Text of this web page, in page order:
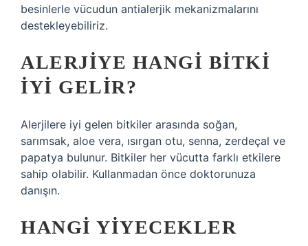
besinlerle vücudun antialerjik mekanizmalarını
destekleyebiliriz.
ALERJIYE HANGI BITKI
IYI GELIR?
Alerjilere iyi gelen bitkiler arasında soğan,
sarımsak, aloe vera, ısırgan otu, senna, zerdeçal ve
papatya bulunur. Bitkiler her vücutta farklı etkilere
sahip olabilir. Kullanmadan önce doktorunuza
danışın.
HANGI YIYECEKLER